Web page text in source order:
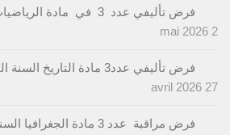
فرض تأليفي عدد 3 في مادة الرياضيات السنة التاسعة
2 mai 2026
فرض تأليفي عدد3 مادة التاريخ السنة التاسعة
27 avril 2026
فرض مراقبة عدد 3 مادة الجغرافيا السنة الثامنة